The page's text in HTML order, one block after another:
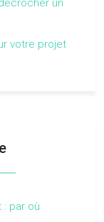
un
votre projet
: par où